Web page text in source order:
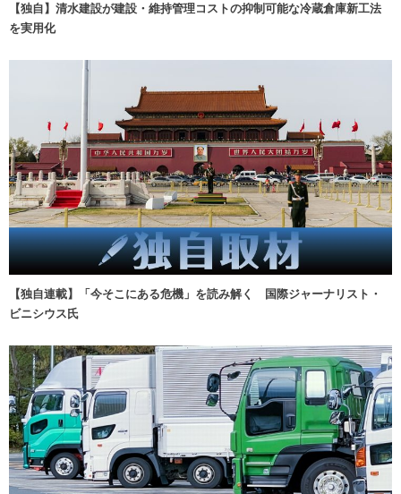
【独自】清水建設が建設・維持管理コストの抑制可能な冷蔵倉庫新工法
を実用化
【独自連載】「今そこにある危機」を読み解く 国際ジャーナリスト・
ビニシウス氏